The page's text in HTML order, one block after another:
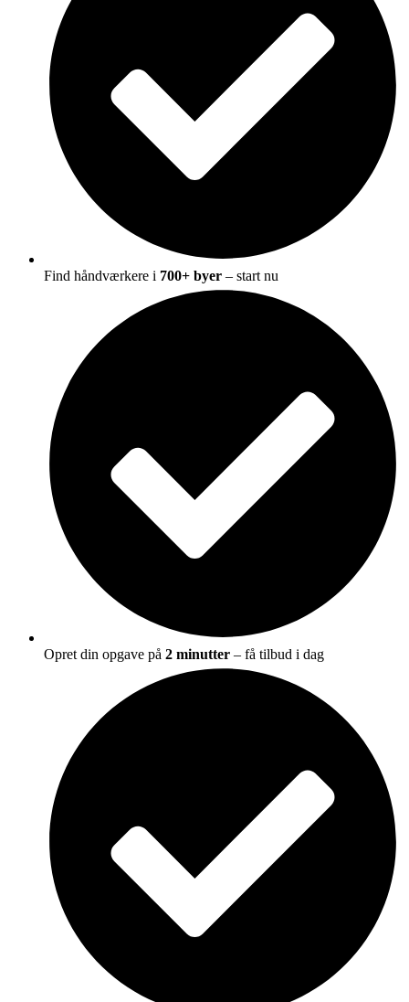
Find håndværkere i 700+ byer – start nu
Opret din opgave på 2 minutter – få tilbud i dag